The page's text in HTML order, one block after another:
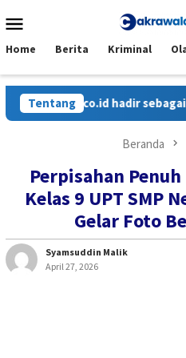
ke
Mobile
Home Berita Kriminal
Tentanghadir sebagai media
Beranda
Perpisahan
Kelas 9 UPT SMP
Gelar Foto
Syamsuddin Malik
April 27, 2026